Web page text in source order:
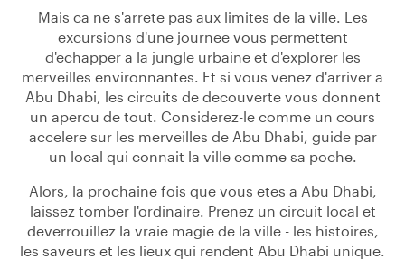
Mais ca ne s'arrete pas aux limites de la ville. Les
excursions d'une journee vous permettent
d'echapper a la jungle urbaine et d'explorer les
merveilles environnantes. Et si vous venez d'arriver a
Abu Dhabi, les circuits de decouverte vous donnent
un apercu de tout. Considerez-le comme un cours
accelere sur les merveilles de Abu Dhabi, guide par
un local qui connait la ville comme sa poche.
Alors, la prochaine fois que vous etes a Abu Dhabi,
laissez tomber l'ordinaire. Prenez un circuit local et
deverrouillez la vraie magie de la ville - les histoires,
les saveurs et les lieux qui rendent Abu Dhabi unique.